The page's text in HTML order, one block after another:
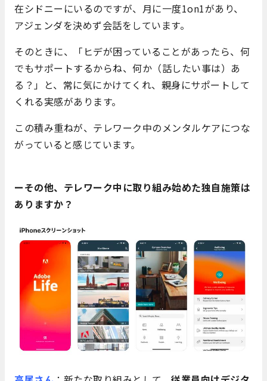
在シドニーにいるのですが、月に一度1on1があり、
アジェンダを決めず会話をしています。
そのときに、「ヒデが困っていることがあったら、何
でもサポートするからね、何か（話したい事は）あ
る？」と、常に気にかけてくれ、親身にサポートして
くれる実感があります。
この積み重ねが、テレワーク中のメンタルケアにつな
がっていると感じています。
ーその他、テレワーク中に取り組み始めた独自施策は
ありますか？